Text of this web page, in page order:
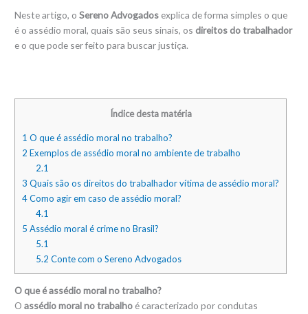
Neste artigo, oSereno Advogados explica de forma simples o que
é o assédio moral, quais são seus sinais, os direitos do trabalhador
e o que pode ser feito para buscar justiça.
Índice desta matéria
1 O que é assédio moral no trabalho?
2 Exemplos de assédio moral no ambiente de trabalho
2.1
3 Quais são os direitos do trabalhador vítima de assédio moral?
4Como agir em caso de assédio moral?
4.1
5 Assédio moral é crime no Brasil?
5.1
5.2 Conte com o Sereno Advogados
O que é assédio moral no trabalho?
Oassédio moral no trabalho é caracterizado por condutas